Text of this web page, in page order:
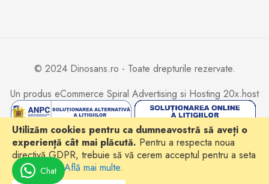
Utilizăm cookies pentru ca dumneavostră să aveți o
experiență cât mai plăcută. Pentru a respecta noua
directivă GDPR, trebuie să vă cerem acceptul pentru a seta
cookie-urile. Află mai multe.
© 2024 Dinosans.ro - Toate drepturile rezervate.
Un produs eCommerce Spiral Advertising si Hosting 20x.host
Chat